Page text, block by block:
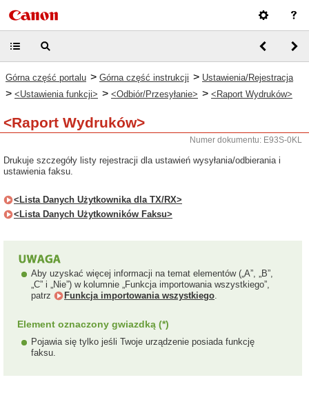
Górna część portalu > Górna część instrukcji > Ustawienia/Rejestracja
> <Ustawienia funkcji> > <Odbiór/Przesyłanie> > <Raport Wydruków>
<Raport Wydruków>
Numer dokumentu: E93S-0KL
Drukuje szczegóły listy rejestracji dla ustawień wysyłania/odbierania i
ustawienia faksu.
<Lista Danych Użytkownika dla TX/RX>
<Lista Danych Użytkowników Faksu>
Aby uzyskać więcej informacji na temat elementów („A”, „B”,
„C” i „Nie”) w kolumnie „Funkcja importowania wszystkiego”,
patrz
Funkcja importowania wszystkiego.
Element oznaczony gwiazdką (*)
Pojawia się tylko jeśli Twoje urządzenie posiada funkcję
faksu.